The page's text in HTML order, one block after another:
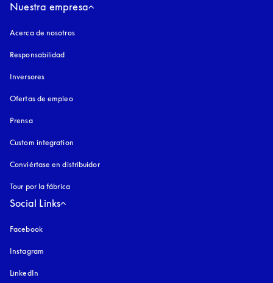
Nuestra empresa
Acerca de nosotros
Responsabilidad
Inversores
Ofertas de empleo
Prensa
Custom integration
Conviértase en distribuidor
Tour por la fábrica
Social Links
Facebook
Instagram
LinkedIn